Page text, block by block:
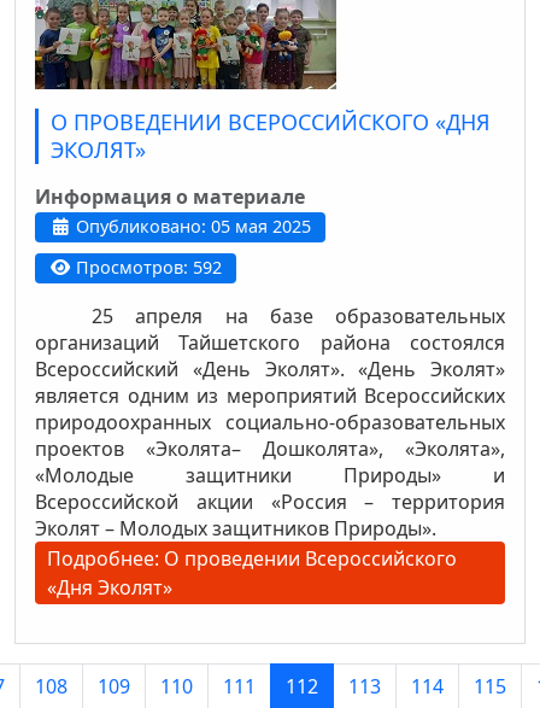
О ПРОВЕДЕНИИ ВСЕРОССИЙСКОГО «ДНЯ
ЭКОЛЯТ»
Информация о материале
Опубликовано: 05 мая 2025
Просмотров: 592
25 апреля на базе образовательных
организаций Тайшетского района состоялся
Всероссийский «День Эколят». «День Эколят»
является одним из мероприятий Всероссийских
природоохранных социально-образовательных
проектов «Эколята– Дошколята», «Эколята»,
«Молодые защитники Природы» и
Всероссийской акции «Россия – территория
Эколят – Молодых защитников Природы».
Подробнее: О проведении Всероссийского
«Дня Эколят»
108 109 110 111 112 113 114 115